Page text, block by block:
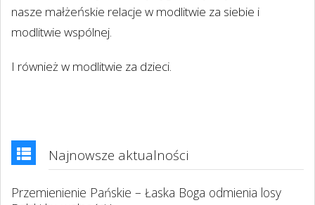
nasze małżeńskie relacje w modlitwie za siebie i
modlitwie wspólnej.
I również w modlitwie za dzieci.
Najnowsze aktualności
Przemienienie Pańskie – Łaska Boga odmienia losy